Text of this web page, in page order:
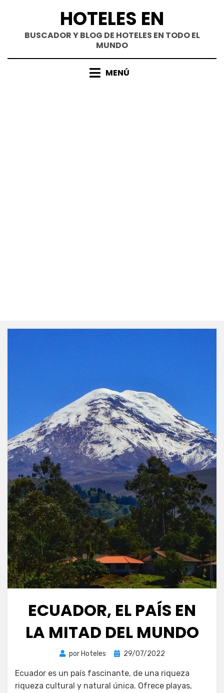
contenido
HOTELES EN
BUSCADOR Y BLOG DE HOTELES EN TODO EL
MUNDO
MENÚ
ECUADOR, EL PAÍS EN
LA MITAD DEL MUNDO
por Hoteles
Publicada
29/07/2022
Ecuador es un país fascinante, de una riqueza
riqueza cultural y natural única. Ofrece playas,